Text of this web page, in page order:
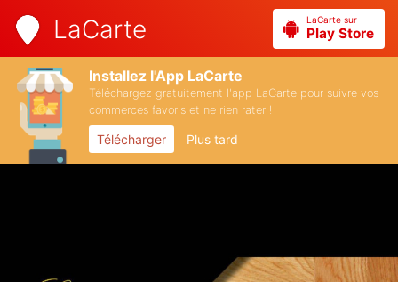
LaCarte LaCarte sur
Play Store
Installez l'App LaCarte
Téléchargez gratuitement l'app LaCarte pour suivre vos
commerces favoris et ne rien rater !
Télécharger Plus tard